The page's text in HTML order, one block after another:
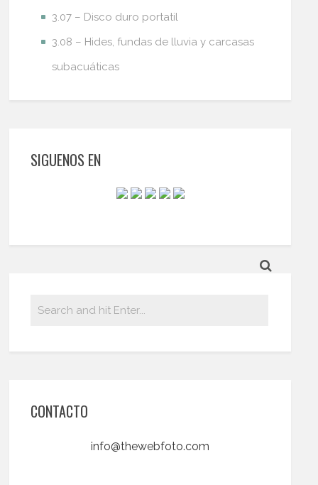
3.07 – Disco duro portatil
3.08 – Hides, fundas de lluvia y carcasas
subacuáticas
SIGUENOS EN
CONTACTO
info@thewebfoto.com